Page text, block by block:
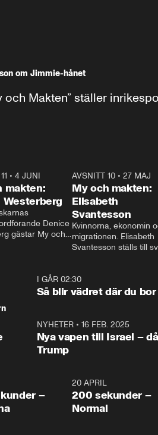
om Jimmie-hånet
och Makten” ställer
23:40
•4 JUNI
makten:
Westerberg
Denice
gästar My och
AVSNITT 10 •27 MAJ
My och makten:
Elisabeth
Svantesson
Kvinnorna, ekonomin
migrationen. Elisabeth
Svantesson ställs till
I GÅR 02:30
Så blir vädret där du bor
NYHETER• 16 FEB. 2025
Nya vapen till Israel –
Trump
4:23
–
20 APRIL
200 sekunder –
Normal